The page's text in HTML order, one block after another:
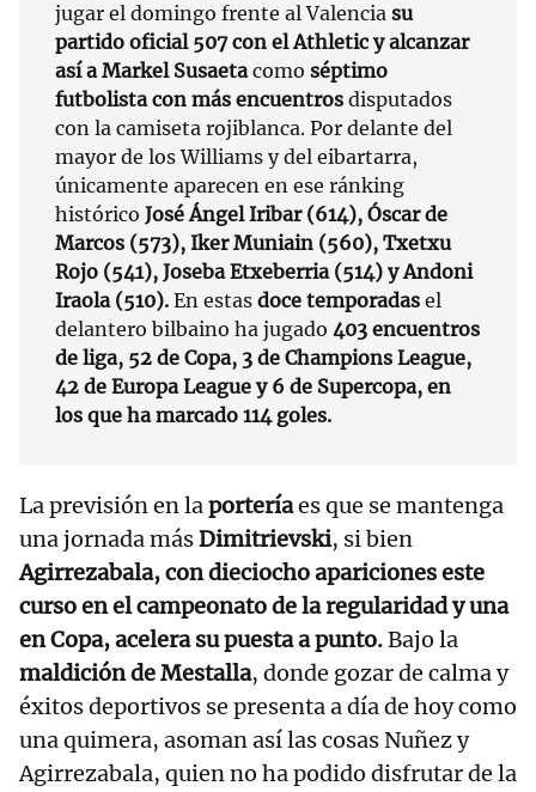
jugar el domingo frente al Valencia su
partido oficial 507 con el Athletic y alcanzar
así a Markel Susaetacomo séptimo
futbolista con más encuentros disputados
con la camiseta rojiblanca. Por delante del
mayor de los Williams y del eibartarra,
únicamente aparecen en ese ránking
histórico José Ángel Iribar (614), Óscar de
Marcos (573), Iker Muniain (560), Txetxu
Rojo (541), Joseba Etxeberria (514) y Andoni
Iraola (510). En estas doce temporadas el
delantero bilbaino ha jugado 403 encuentros
de liga, 52 de Copa, 3 de Champions League,
42 de Europa League y 6 de Supercopa, en
los que ha marcado 114 goles.
La previsión en laporteríaes que se mantenga
una jornada másDimitrievski, si bien
Agirrezabala, con dieciocho apariciones este
curso en el campeonato de la regularidad y una
en Copa, acelera su puesta a punto.Bajo la
maldición de Mestalla, donde gozar de calma y
éxitos deportivos se presenta a día de hoy como
una quimera, asoman así las cosas Nuñez y
Agirrezabala, quien no ha podido disfrutar de la